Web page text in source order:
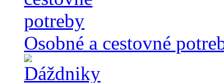
Osobné a cestovné